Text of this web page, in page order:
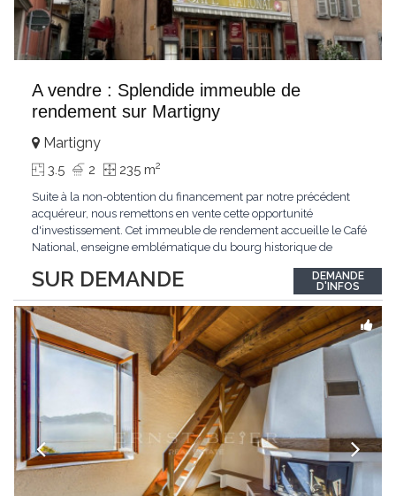
A vendre : Splendide immeuble de
rendement sur Martigny
SUR DEMANDE
Martigny
3.5 2 235 m2
Suite à la non-obtention du financement par notre précédent
acquéreur, nous remettons en vente cette opportunité
d'investissement. Cet immeuble de rendement accueille le Café
National, enseigne emblématique du bourg historique de
stabilité locative, il offre un rendement global d'environ 4,80 %,
faisant de ce bien un investissement...
DEMANDE
D'INFOS